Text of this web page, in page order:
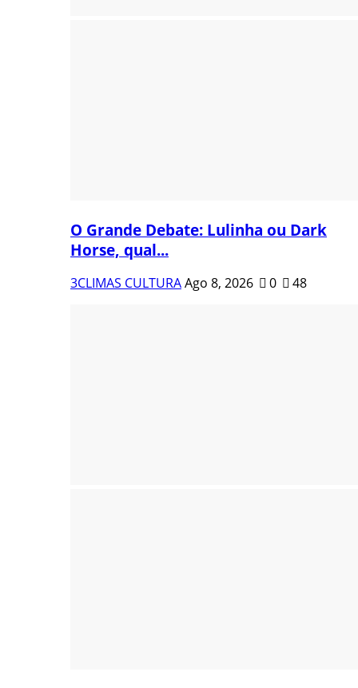
O Grande Debate: Lulinha ou Dark
Horse, qual...
3CLIMAS CULTURAAgo 8, 2026 0 48